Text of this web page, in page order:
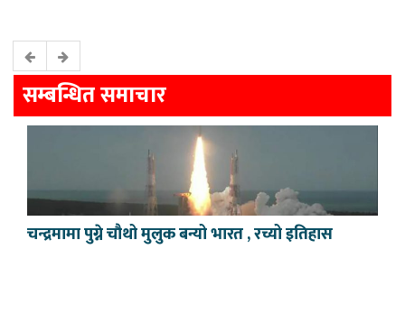
सम्बन्धित समाचार
चन्द्रमामा पुग्ने चौथो मुलुक बन्यो भारत , रच्यो इतिहास